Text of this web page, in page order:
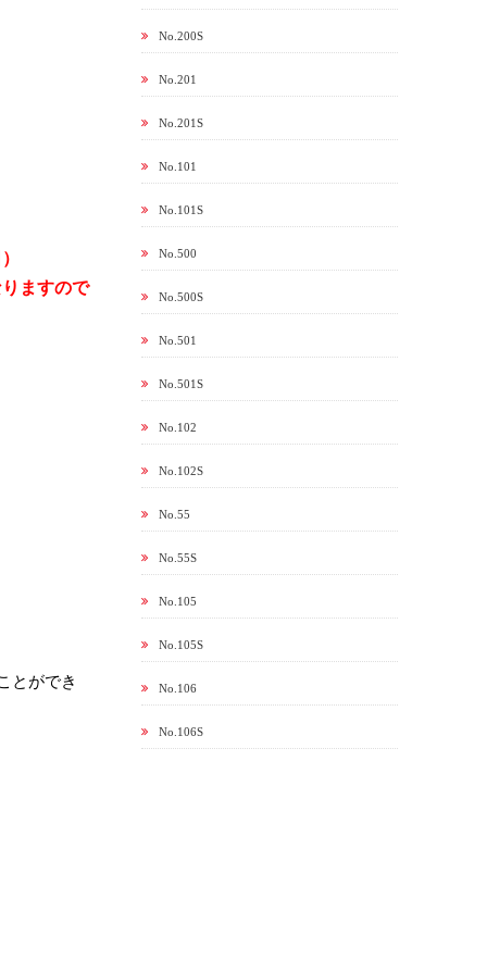
ますので
とができ
No.200S
No.201
No.201S
No.101
No.101S
No.500
No.500S
No.501
No.501S
No.102
No.102S
No.55
No.55S
No.105
No.105S
No.106
No.106S